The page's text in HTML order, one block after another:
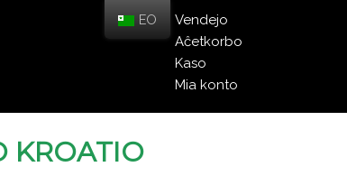
Vendejo
Aĉetkorbo
Kaso
Mia konto
KROATIO
EO